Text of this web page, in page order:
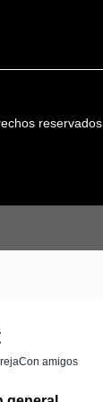
reservados
Con amigos